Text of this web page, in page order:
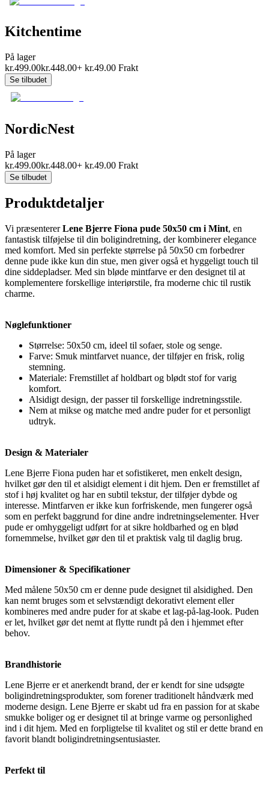
Kitchentime
På lager
kr.499.00kr.448.00+ kr.49.00 Frakt
Se tilbudet
NordicNest
På lager
kr.499.00kr.448.00+ kr.49.00 Frakt
Se tilbudet
Produktdetaljer
Vi præsentererLene Bjerre Fiona pude 50x50 cm i Mint, en
fantastisk tilføjelse til din boligindretning, der kombinerer elegance
med komfort. Med sin perfekte størrelse på 50x50 cm forbedrer
denne pude ikke kun din stue, men giver også et hyggeligt touch til
dine siddepladser. Med sin bløde mintfarve er den designet til at
komplementere forskellige interiørstile, fra moderne chic til rustik
charme.
Nøglefunktioner
Størrelse: 50x50 cm, ideel til sofaer, stole og senge.
Farve: Smuk mintfarvet nuance, der tilføjer en frisk, rolig
stemning.
Materiale: Fremstillet af holdbart og blødt stof for varig
komfort.
Alsidigt design, der passer til forskellige indretningsstile.
Nem at mikse og matche med andre puder for et personligt
udtryk.
Design & Materialer
Lene Bjerre Fiona puden har et sofistikeret, men enkelt design,
hvilket gør den til et alsidigt element i dit hjem. Den er fremstillet af
stof i høj kvalitet og har en subtil tekstur, der tilføjer dybde og
interesse. Mintfarven er ikke kun forfriskende, men fungerer også
som en perfekt baggrund for dine andre indretningselementer. Hver
pude er omhyggeligt udført for at sikre holdbarhed og en blød
fornemmelse, hvilket gør den til et praktisk valg til daglig brug.
Dimensioner & Specifikationer
Med målene 50x50 cm er denne pude designet til alsidighed. Den
kan nemt bruges som et selvstændigt dekorativt element eller
kombineres med andre puder for at skabe et lag-på-lag-look. Puden
er let, hvilket gør det nemt at flytte rundt på den i hjemmet efter
behov.
Brandhistorie
Lene Bjerre er et anerkendt brand, der er kendt for sine udsøgte
boligindretningsprodukter, som forener traditionelt håndværk med
moderne design. Lene Bjerre er skabt ud fra en passion for at skabe
smukke boliger og er designet til at bringe varme og personlighed
ind i dit hjem. Med en forpligtelse til kvalitet og stil er dette brand en
favorit blandt boligindretningsentusiaster.
Perfekt til